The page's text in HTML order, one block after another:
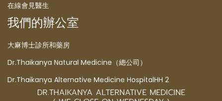
在線會見醫生
我們的辦公室
大麻博士診所和藥房
Dr.Thaikanya Natural Medicine（總公司）
Dr.Thaikanya Alternative Medicine HospitalHH 2
DR.THAIKANYA ALTERNATIVE MEDICINE